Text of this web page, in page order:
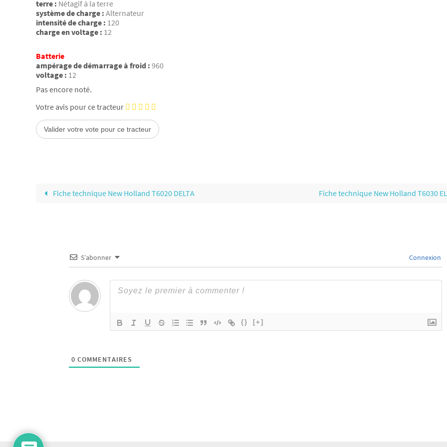
terre : Nétagif à la terre
système de charge : Alternateur
intensité de charge : 120
charge en voltage : 12
Batterie
ampérage de démarrage à froid : 960
voltage : 12
Pas encore noté.
Votre avis pour ce tracteur
Fiche technique New Holland T6020 DELTA Fiche technique New Holland T6030
S’abonner Connexion
{} [+]
0 COMMENTAIRES